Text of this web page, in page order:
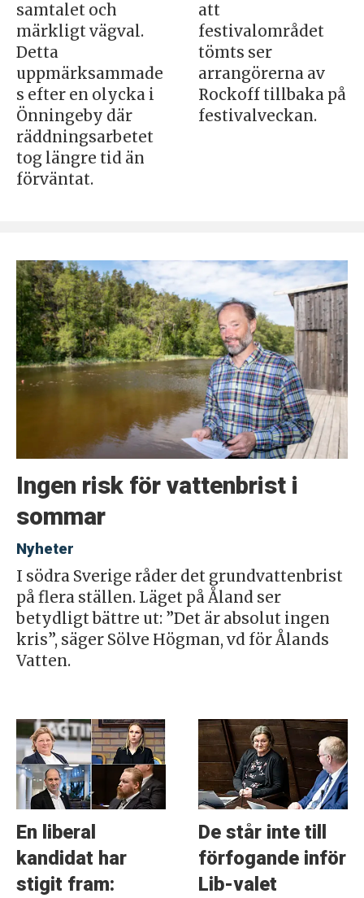
samtalet och
märkligt vägval.
Detta
uppmärksammade
s efter en olycka i
Önningeby där
räddningsarbetet
tog längre tid än
förväntat.
att
festivalområdet
tömts ser
arrangörerna av
Rockoff tillbaka på
festivalveckan.
Ingen risk för vattenbrist i
sommar
Nyheter
I södra Sverige råder det grundvattenbrist
på flera ställen. Läget på Åland ser
betydligt bättre ut: ”Det är absolut ingen
kris”, säger Sölve Högman, vd för Ålands
Vatten.
En liberal
kandidat har
stigit fram:
De står inte till
förfogande inför
Lib-valet